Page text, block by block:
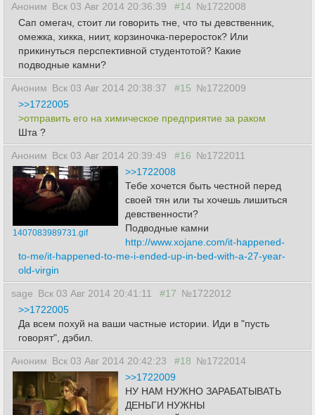
Аноним Вск 03 Авг 2014 20:36:39 #14 №1722008
Сап омегач, стоит ли говорить тне, что ты девственник,
омежка, хикка, ниит, корзиночка-переросток? Или
прикинуться перспективной студентотой? Какие
подводные камни?
Аноним Вск 03 Авг 2014 20:38:37 #15 №1722009
>>1722005
>отправить его на химическое предприятие за раком
Шта ?
Аноним Вск 03 Авг 2014 20:39:49 #16 №1722011
1407083989731.gif
>>1722008
Тебе хочется быть честной перед
своей тян или ты хочешь лишиться
девственности?
Подводные камни
http://www.xojane.com/it-happened-
to-me/it-happened-to-me-i-ended-up-in-bed-with-a-27-year-
old-virgin
sage Вск 03 Авг 2014 20:41:11 #17 №1722012
>>1722005
Да всем похуй на ваши частные истории. Иди в "пусть
говорят", дэбил.
Аноним Вск 03 Авг 2014 20:42:23 #18 №1722014
>>1722009
НУ НАМ НУЖНО ЗАРАБАТЫВАТЬ
ДЕНЬГИ НУЖНЫ